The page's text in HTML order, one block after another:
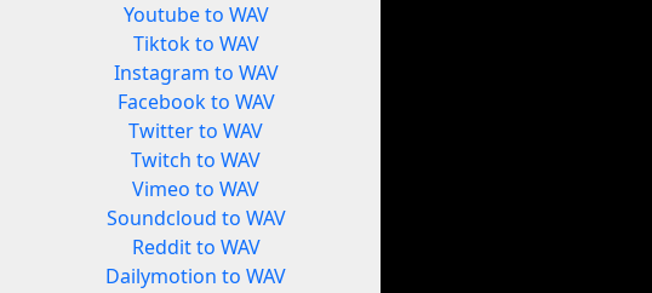
Youtube to WAV
Tiktok to WAV
Instagram to WAV
Facebook to WAV
Twitter to WAV
Twitch to WAV
Vimeo to WAV
Soundcloud to WAV
Reddit to WAV
Dailymotion to WAV